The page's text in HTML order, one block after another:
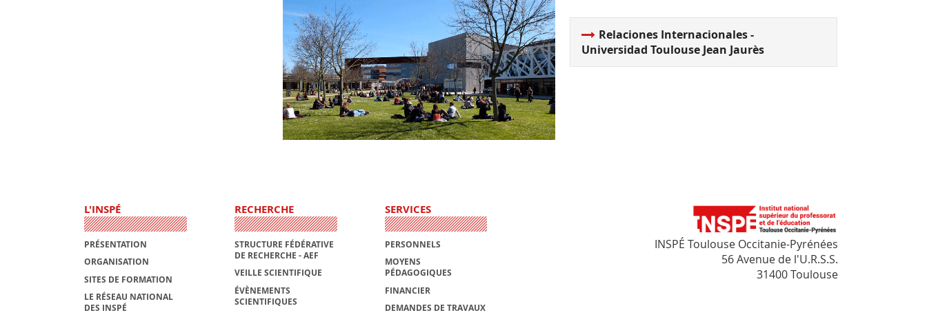
Relaciones Internacionales -
Universidad Toulouse Jean Jaurès
L'INSPÉ
PRÉSENTATION
ORGANISATION
SITES DE FORMATION
LE RÉSEAU NATIONAL
DES INSPÉ
RECHERCHE
STRUCTURE FÉDÉRATIVE
DE RECHERCHE - AEF
VEILLE SCIENTIFIQUE
ÉVÈNEMENTS
SCIENTIFIQUES
SERVICES
PERSONNELS
MOYENS
PÉDAGOGIQUES
FINANCIER
DEMANDES DE TRAVAUX
INSPÉ Toulouse Occitanie-Pyrénées
56 Avenue de l'U.R.S.S.
31400 Toulouse